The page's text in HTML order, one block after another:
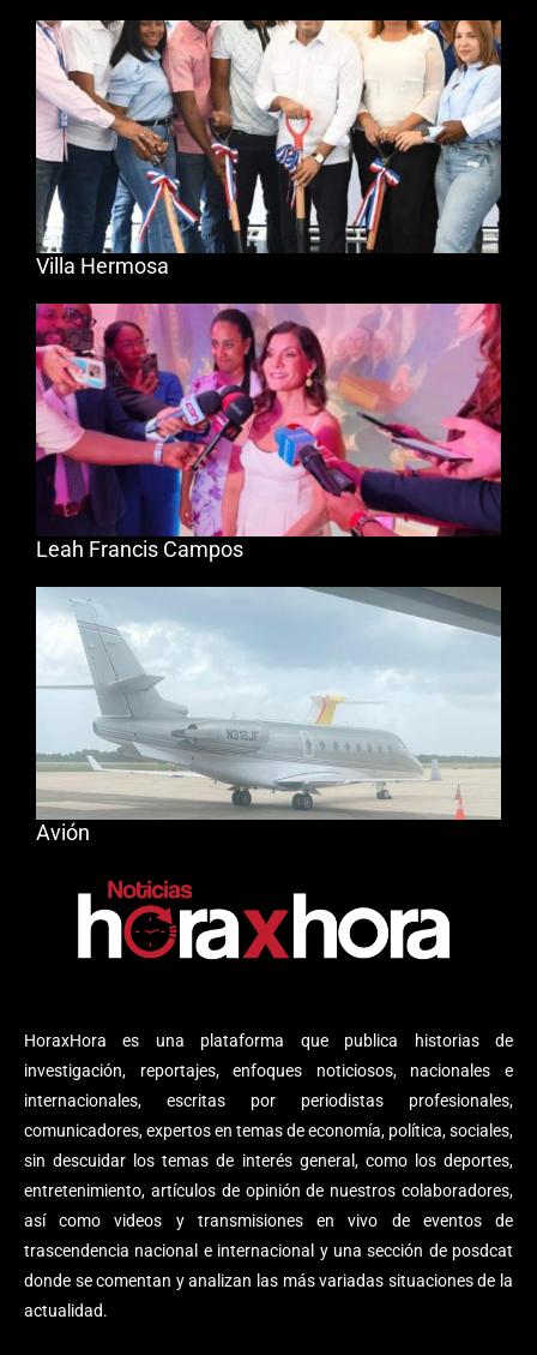
HoraxHora es una plataforma que publica historias de
investigación, reportajes, enfoques noticiosos, nacionales e
internacionales, escritas por periodistas profesionales,
comunicadores, expertos en temas de economía, política, sociales,
sin descuidar los temas de interés general, como los deportes,
entretenimiento, artículos de opinión de nuestros colaboradores,
así como videos y transmisiones en vivo de eventos de
trascendencia nacional e internacional y una sección de posdcat
donde se comentan y analizan las más variadas situaciones de la
actualidad.
Villa Hermosa
Leah Francis Campos
Avión